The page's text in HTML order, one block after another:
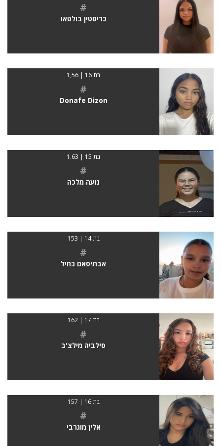
#
כריסטין בולטאו
בת 16 | 1,56
#
Donafe Dizon
בת 15 | 1.63
#
נועה מלכה
בת 14 | 153
#
אבתיסאם כחיל
בת 17 | 162
#
סילביה מילצ'ב
בת 16 | 157
#
אלין מוגרבי